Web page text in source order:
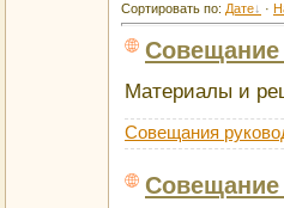
Сортировать по: Дате ·
Совещание
Материалы и
Совещания
Совещание